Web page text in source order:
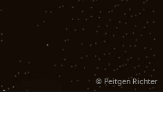
© Peitgen Richter